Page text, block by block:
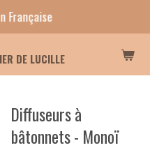
DE LUCILLE
Française
Diffuseurs à
bâtonnets - Monoï